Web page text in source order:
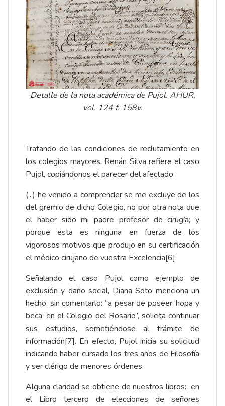
Detalle de la nota académica de Pujol. AHUR,
vol. 124 f. 158v.
Tratando de las condiciones de reclutamiento en
los colegios mayores, Renán Silva refiere el caso
Pujol, copiándonos el parecer del afectado:
(...) he venido a comprender se me excluye de los
del gremio de dicho Colegio, no por otra nota que
el haber sido mi padre profesor de cirugía; y
porque esta es ninguna en fuerza de los
vigorosos motivos que produjo en su certificación
el médico cirujano de vuestra Excelencia[6].
Señalando el caso Pujol como ejemplo de
exclusión y daño social, Diana Soto menciona un
hecho, sin comentarlo: “a pesar de poseer ‘hopa y
beca’ en el Colegio del Rosario”, solicita continuar
sus estudios, sometiéndose al trámite de
información[7]. En efecto, Pujol inicia su solicitud
indicando haber cursado los tres años de Filosofía
y ser clérigo de menores órdenes.
Alguna claridad se obtiene de nuestros libros: en
el Libro tercero de elecciones de señores